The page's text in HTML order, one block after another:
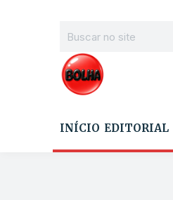
INÍCIO EDITORIAL